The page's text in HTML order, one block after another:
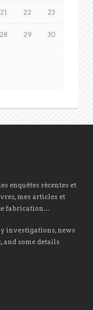
21 22 23
28 29 30
enquêtes récentes et
mes articles et
fabrication…
investigations, news
and some details